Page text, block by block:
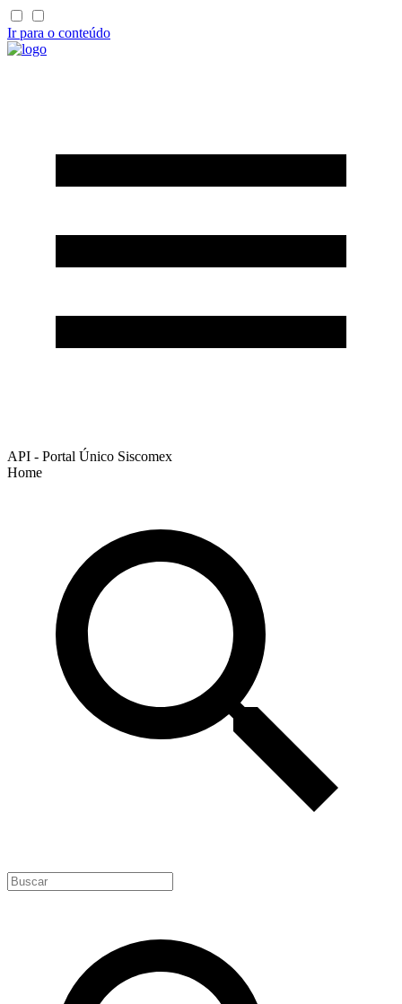
Ir para o conteúdo
API - Portal Único Siscomex
Home